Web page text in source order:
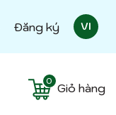
Đăng ký VI
Giỏ hàng
0